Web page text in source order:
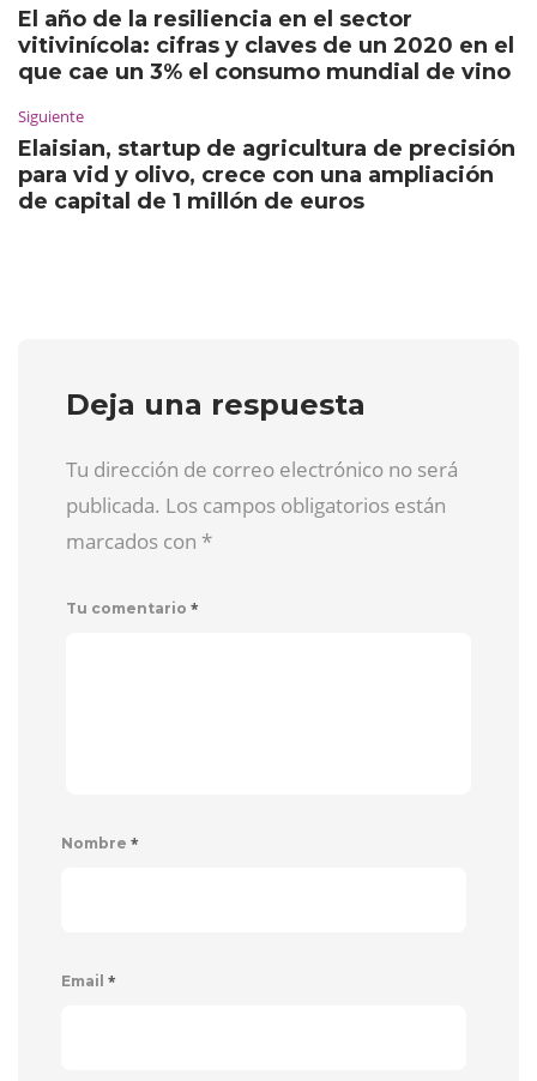
El año de la resiliencia en el sector
vitivinícola: cifras y claves de un 2020 en el
que cae un 3% el consumo mundial de vino
Siguiente
Elaisian, startup de agricultura de precisión
para vid y olivo, crece con una ampliación
de capital de 1 millón de euros
Deja una respuesta
Tu dirección de correo electrónico no será
publicada. Los campos obligatorios están
marcados con *
Tu comentario *
Nombre *
Email *